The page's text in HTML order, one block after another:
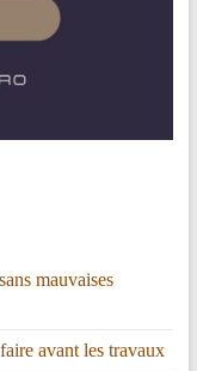
mauvaises
avant les travaux